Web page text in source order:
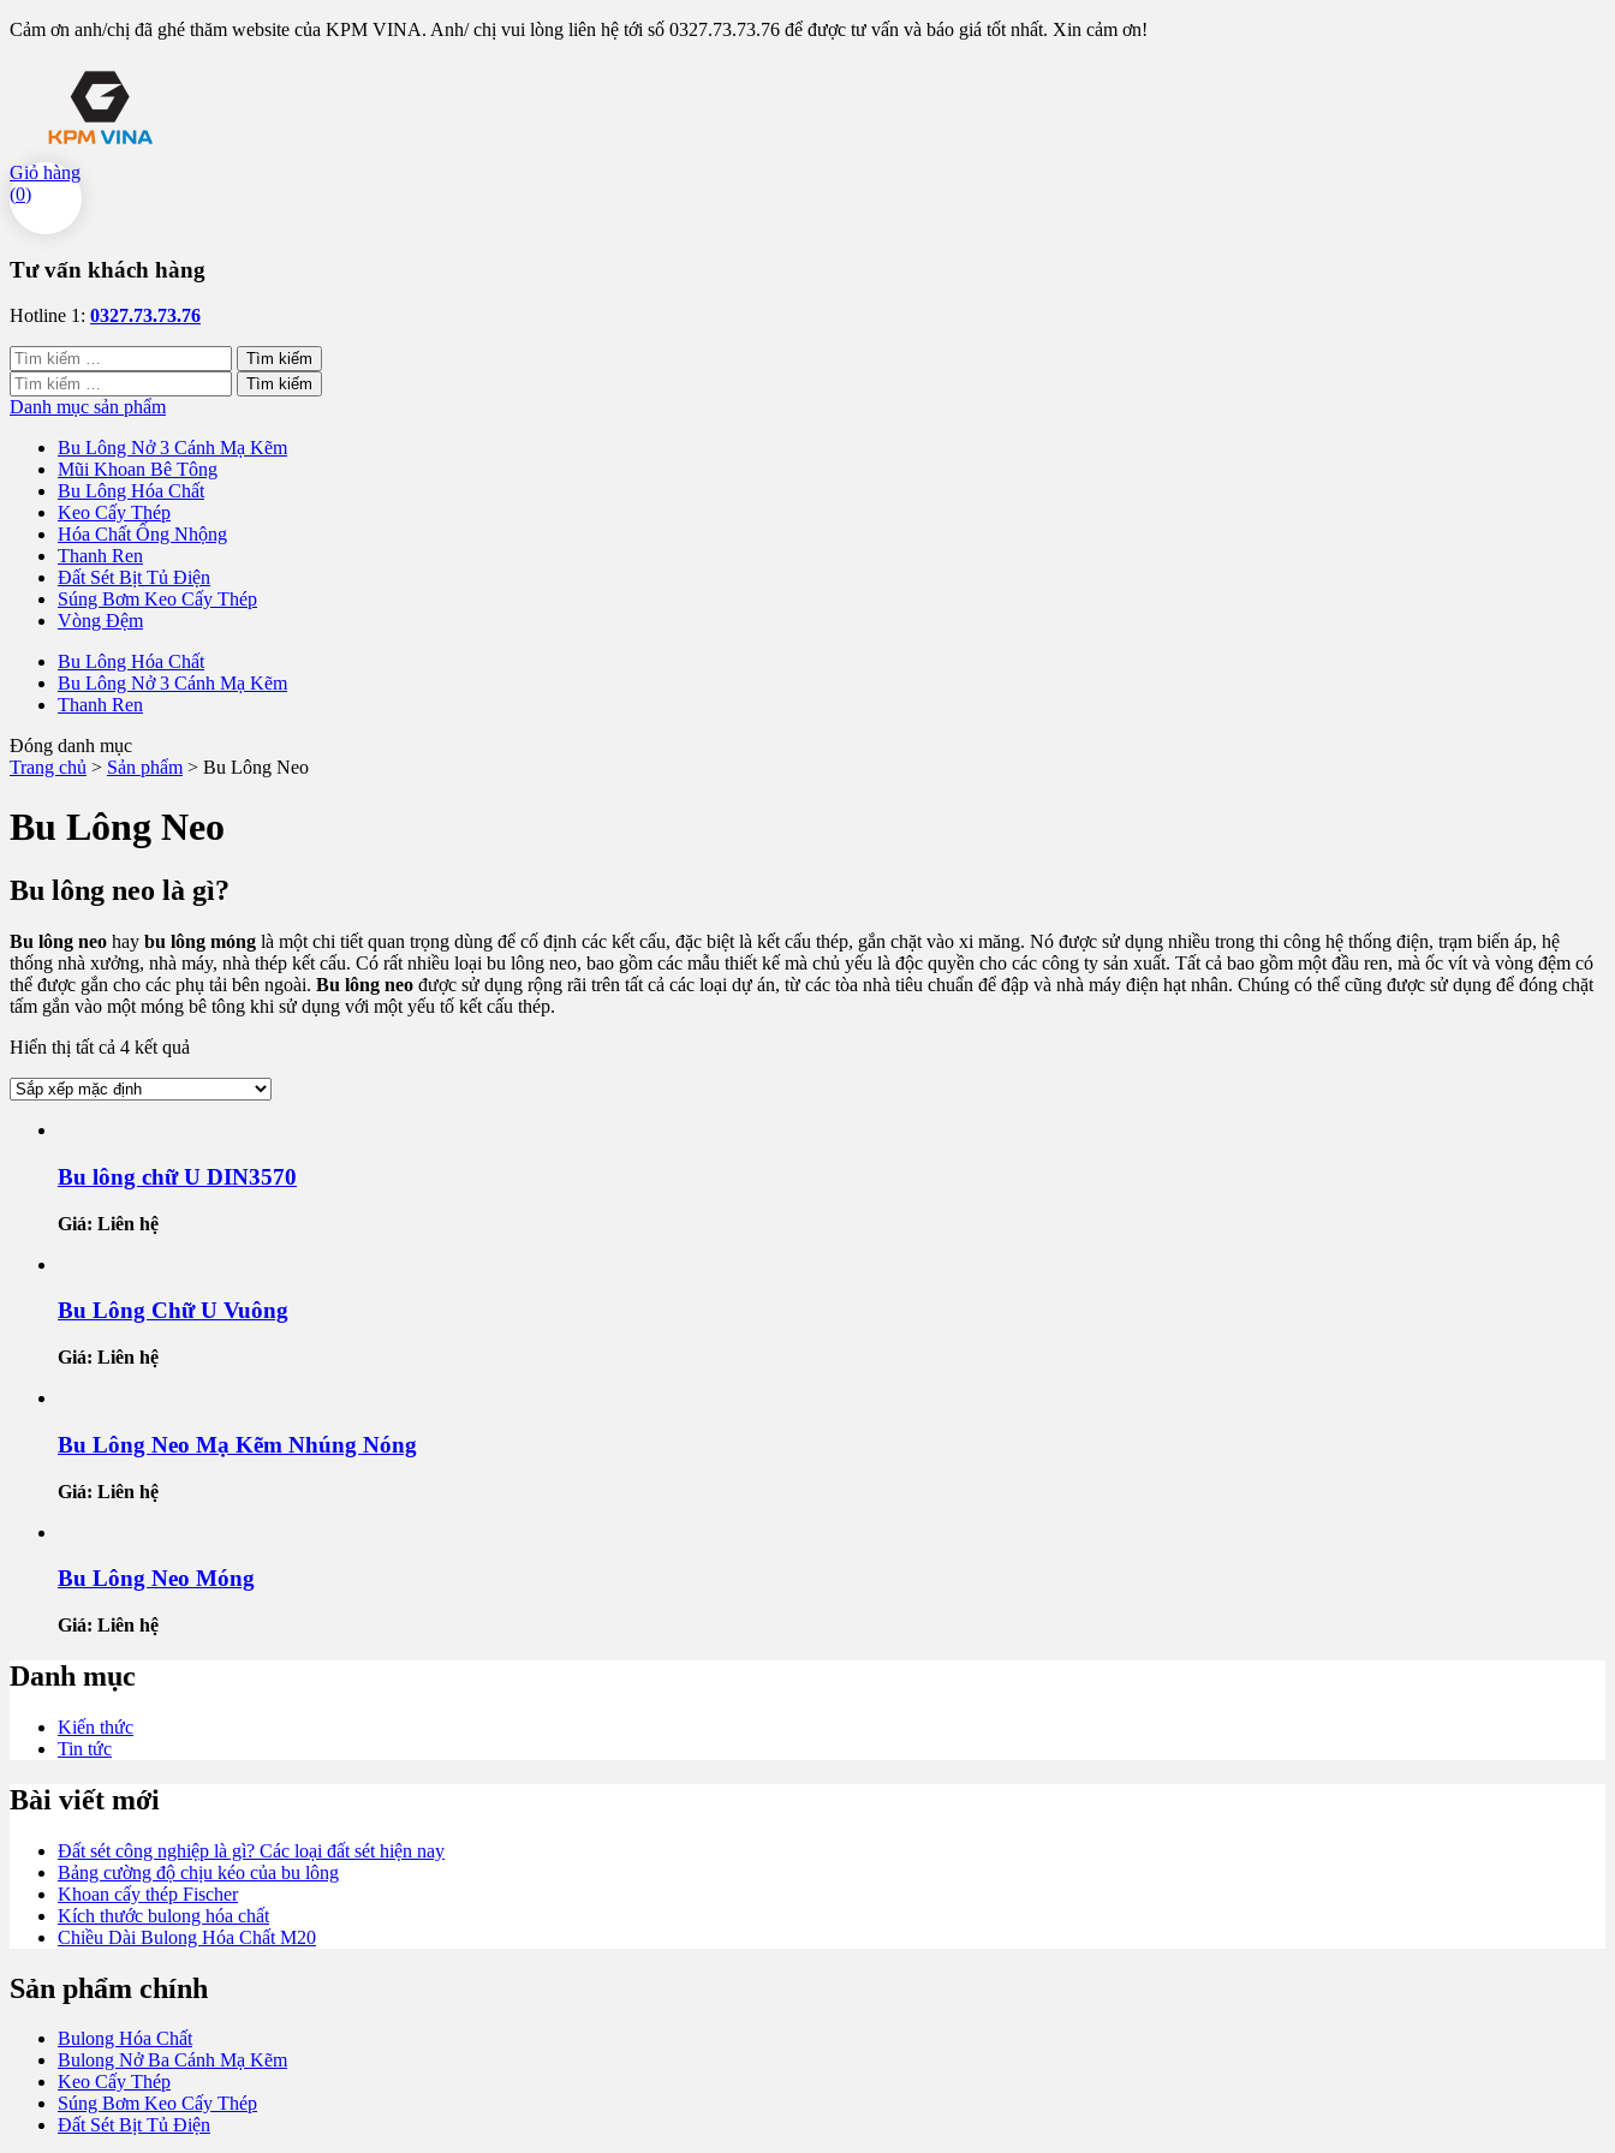
Cảm ơn anh/chị đã ghé thăm website của KPM VINA. Anh/ chị vui lòng liên hệ tới số 0327.73.73.76 để được tư vấn và báo giá tốt nhất. Xin cảm ơn!
Giỏ hàng
(0)
Tư vấn khách hàng
Hotline 1: 0327.73.73.76
Tìm
kiếm
cho:
Tìm
kiếm
Danh mục sản phẩm
Bu Lông Nở 3 Cánh Mạ Kẽm
Mũi Khoan Bê Tông
Bu Lông Hóa Chất
Keo Cấy Thép
Hóa Chất Ống Nhộng
Thanh Ren
Đất Sét Bịt Tủ Điện
Súng Bơm Keo Cấy Thép
Vòng Đệm
Bu Lông Hóa Chất
Bu Lông Nở 3 Cánh Mạ Kẽm
Thanh Ren
Đóng danh mục
Trang chủ > Sản phẩm > Bu Lông Neo
Bu Lông Neo
Bu lông neo là gì?
Bu lông neo hay bu lông móng là một chi tiết quan trọng dùng để cố định các kết cấu, đặc biệt là kết cấu thép, gắn chặt vào xi măng. Nó được sử dụng nhiều trong thi công hệ thống điện, trạm biến áp, hệ
thống nhà xưởng, nhà máy, nhà thép kết cấu. Có rất nhiều loại bu lông neo, bao gồm các mẫu thiết kế mà chủ yếu là độc quyền cho các công ty sản xuất. Tất cả bao gồm một đầu ren, mà ốc vít và vòng đệm có
thể được gắn cho các phụ tải bên ngoài. Bu lông neo được sử dụng rộng rãi trên tất cả các loại dự án, từ các tòa nhà tiêu chuẩn để đập và nhà máy điện hạt nhân. Chúng có thể cũng được sử dụng để đóng chặt
tấm gắn vào một móng bê tông khi sử dụng với một yếu tố kết cấu thép.
Hiển thị tất cả 4 kết quả
Bu lông chữ U DIN3570
Giá: Liên hệ
Bu Lông Chữ U Vuông
Giá: Liên hệ
Bu Lông Neo Mạ Kẽm Nhúng Nóng
Giá: Liên hệ
Bu Lông Neo Móng
Giá: Liên hệ
Danh mục
Kiến thức
Tin tức
Bài viết mới
Đất sét công nghiệp là gì? Các loại đất sét hiện nay
Bảng cường độ chịu kéo của bu lông
Khoan cấy thép Fischer
Kích thước bulong hóa chất
Chiều Dài Bulong Hóa Chất M20
Sản phẩm chính
Bulong Hóa Chất
Bulong Nở Ba Cánh Mạ Kẽm
Keo Cấy Thép
Súng Bơm Keo Cấy Thép
Đất Sét Bịt Tủ Điện